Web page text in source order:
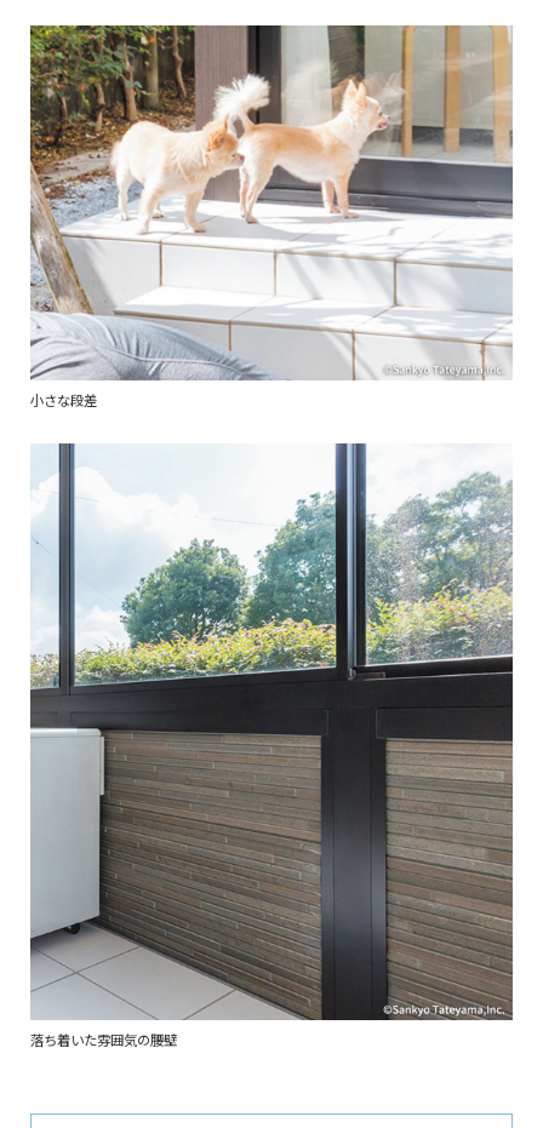
小さな段差
落ち着いた雰囲気の腰壁